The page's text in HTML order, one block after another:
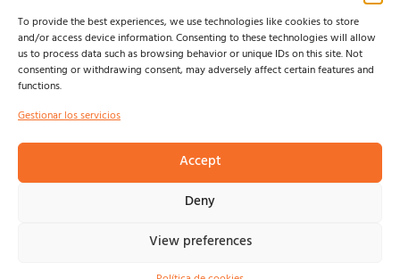
To provide the best experiences, we use technologies like cookies to store
and/or access device information. Consenting to these technologies will allow
us to process data such as browsing behavior or unique IDs on this site. Not
consenting or withdrawing consent, may adversely affect certain features and
functions.
Gestionar los servicios
Accept
Deny
View preferences
LUNA FUNESTA
LUNA FUNESTA...
Felix Ramirezagosto 7, 2026
© NOSOLOINDE 2025 |POLÍTICA DE PRIVACIDAD Y